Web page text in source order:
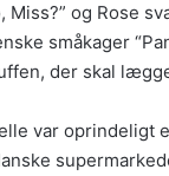
Miss?” og Rose
småkager
der skal
var oprindeligt